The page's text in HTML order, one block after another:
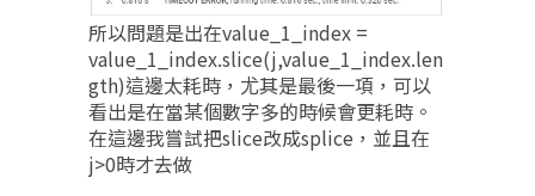
所以問題是出在value_1_index =
value_1_index.slice(j,value_1_index.len
gth)這邊太耗時，尤其是最後一項，可以
看出是在當某個數字多的時候會更耗時。
在這邊我嘗試把slice改成splice，並且在
j>0時才去做